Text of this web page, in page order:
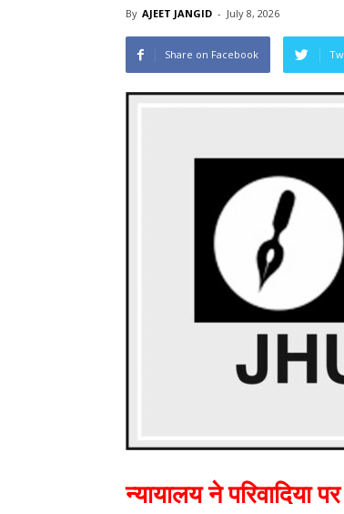
By AJEET JANGID - July 8, 2026
Share on Facebook
न्यायालय ने परिवादिया